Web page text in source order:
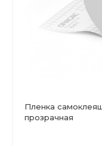
Пленка
прозрачная